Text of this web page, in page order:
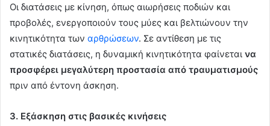
Οι διατάσεις με κίνηση, όπως αιωρήσεις ποδιών και
προβολές, ενεργοποιούν τους μύες και βελτιώνουν την
κινητικότητα των αρθρώσεων. Σε αντίθεση με τις
στατικές διατάσεις, η δυναμική κινητικότητα φαίνεται να
προσφέρει μεγαλύτερη προστασία από τραυματισμούς
πριν από έντονη άσκηση.
3. Εξάσκηση στις βασικές κινήσεις